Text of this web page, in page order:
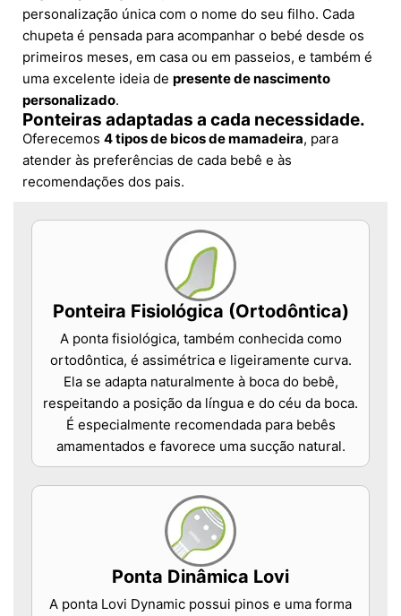
personalização única com o nome do seu filho. Cada
chupeta é pensada para acompanhar o bebé desde os
primeiros meses, em casa ou em passeios, e também é
uma excelente ideia de presente de nascimento
personalizado.
Ponteiras adaptadas a cada necessidade.
Oferecemos 4 tipos de bicos de mamadeira, para
atender às preferências de cada bebê e às
recomendações dos pais.
Ponteira Fisiológica (Ortodôntica)
A ponta fisiológica, também conhecida como
ortodôntica, é assimétrica e ligeiramente curva.
Ela se adapta naturalmente à boca do bebê,
respeitando a posição da língua e do céu da boca.
É especialmente recomendada para bebês
amamentados e favorece uma sucção natural.
Ponta Dinâmica Lovi
A ponta Lovi Dynamic possui pinos e uma forma